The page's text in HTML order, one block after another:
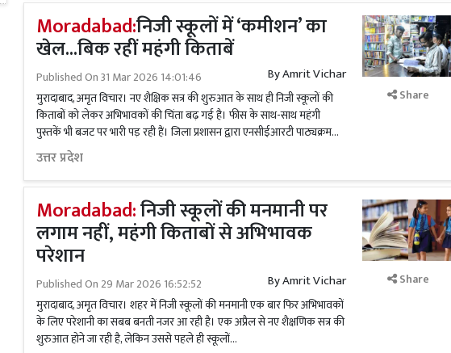
Moradabad:निजी स्कूलों में ‘कमीशन’ का
खेल...बिक रहीं महंगी किताबें
Published On31 Mar 2026 14:01:46 ByAmrit Vichar
मुरादाबाद, अमृत विचार। नए शैक्षिक सत्र की शुरुआत के साथ ही निजी स्कूलों की
किताबों को लेकर अभिभावकों की चिंता बढ़ गई है। फीस के साथ-साथ महंगी
पुस्तकें भी बजट पर भारी पड़ रही हैं। जिला प्रशासन द्वारा एनसीईआरटी पाठ्यक्रम...
उत्तर प्रदेश
Share
Moradabad:निजी स्कूलों की मनमानी पर
लगाम नहीं, महंगी किताबों से अभिभावक
परेशान
Published On 29 Mar 2026 16:52:52 ByAmrit Vichar
मुरादाबाद, अमृत विचार। शहर में निजी स्कूलों की मनमानी एक बार फिर अभिभावकों
के लिए परेशानी का सबब बनती नजर आ रही है। एक अप्रैल से नए शैक्षणिक सत्र की
शुरुआत होने जा रही है, लेकिन उससे पहले ही स्कूलों...
Share